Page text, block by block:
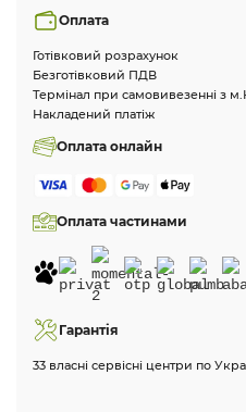
Оплата
Готівковий розрахунок
Безготівковий ПДВ
Термінал при самовивезенні з
Накладений платіж
Оплата онлайн
Оплата частинами
Гарантія
33 власні сервісні центри по